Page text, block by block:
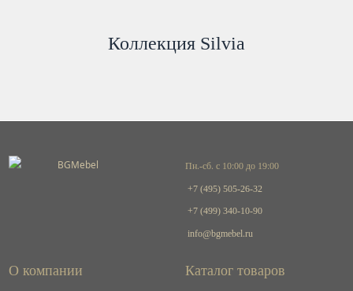
Коллекция Silvia
Пн.-сб. с 10:00 до 19:00
+7 (495) 505-26-32
+7 (499) 340-10-90
info@bgmebel.ru
О компании Каталог товаров